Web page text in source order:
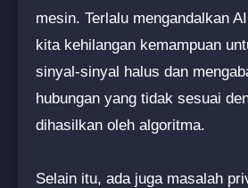
mesin. Terlalu mengandalkan
kita kehilangan kemampuan
sinyal-sinyal halus dan
hubungan yang tidak sesuai
dihasilkan oleh algoritma.
Selain itu, ada juga masalah